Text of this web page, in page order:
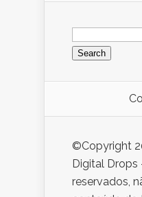
Search
for:
©Copyright
Digital Drops
reservados,